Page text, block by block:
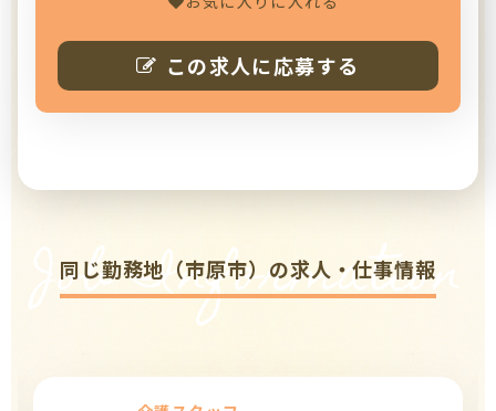
この求人に応募する
Job Information
同じ勤務地（市原市）の求人・仕事情報